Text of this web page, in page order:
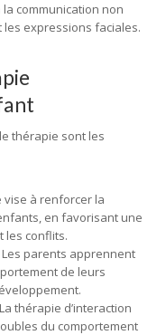
communication non
les expressions faciales.
thérapie sont les
vise à renforcer la
en favorisant une
les conflits.
parents apprennent
de leurs
thérapie d’interaction
du comportement